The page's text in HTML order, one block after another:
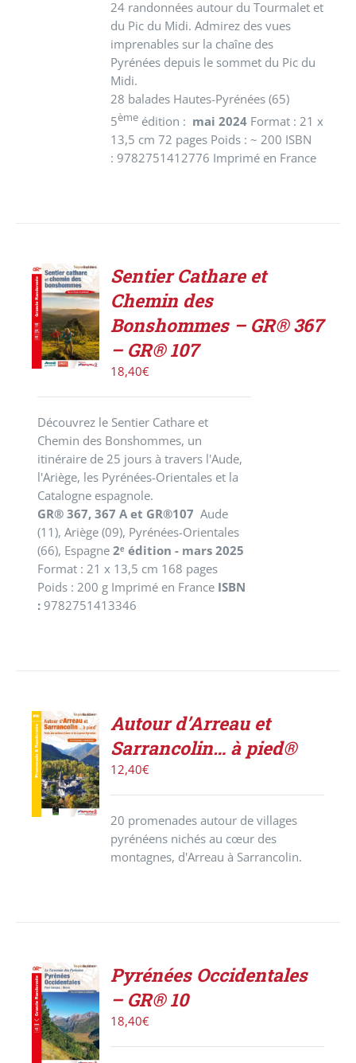
24 randonnées autour du Tourmalet et
du Pic du Midi. Admirez des vues
imprenables sur la chaîne des
Pyrénées depuis le sommet du Pic du
Midi.
28 balades Hautes-Pyrénées (65)
5ème édition : mai 2024 Format : 21 x
13,5 cm 72 pages Poids : ~ 200 ISBN
: 9782751412776 Imprimé en France
ACHETER
LE
PRODUIT
/
DÉTAILS
Sentier Cathare et
Chemin des
Bonshommes – GR® 367
– GR® 107
18,40€
Découvrez le Sentier Cathare et
Chemin des Bonshommes, un
itinéraire de 25 jours à travers l'Aude,
l'Ariège, les Pyrénées-Orientales et la
Catalogne espagnole.
GR® 367, 367 A et GR®107 Aude
(11), Ariège (09), Pyrénées-Orientales
(66), Espagne2ᵉ édition - mars 2025
Format : 21 x 13,5 cm 168 pages
Poids : 200 g Imprimé en France ISBN
: 9782751413346
ACHETER
LE
PRODUIT
/
DÉTAILS
Autour d’Arreau et
Sarrancolin… à pied®
12,40€
20 promenades autour de villages
pyrénéens nichés au cœur des
montagnes, d'Arreau à Sarrancolin.
ACHETER
LE
PRODUIT
/
DÉTAILS
Pyrénées Occidentales
– GR® 10
18,40€